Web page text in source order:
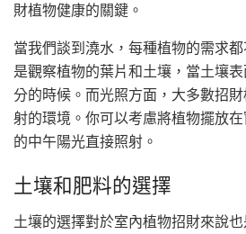
財植物健康的關鍵。
當我們談到澆水，每種植物的需求
是觀察植物的葉片和土壤，當土壤
分的時候。而光照方面，大多數招
射的環境。你可以考慮將植物擺放
的中午陽光直接照射。
土壤和肥料的選擇
土壤的選擇對於室內植物招財來說